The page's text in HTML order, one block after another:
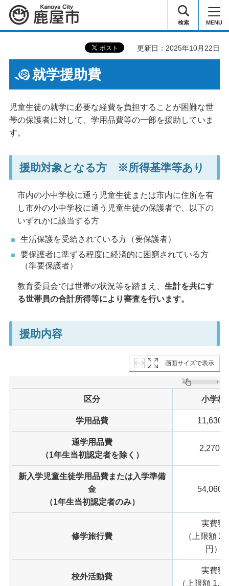
鹿屋市 検索 MENU
更新日：2025年10月22日
就学援助費
児童生徒の就学に必要な経費を負担することが困難な世
帯の保護者に対して、学用品費等の一部を援助していま
す。
援助対象となる方 ※所得基準等あり
市内の小中学校に通う児童生徒または市内に住所を有
し市外の小中学校に通う児童生徒の保護者で、以下の
いずれかに該当する方
生活保護を受給されている方（要保護者）
要保護者に準ずる程度に経済的に困窮されている方
（準要保護者）
教育委員会では世帯の状況等を踏まえ、 生計を共にす
る世帯員の合計所得等により審査を行います。
援助内容
画面サイズで表示
区分 小学校
学用品費 11,630
通学用品費
（1年生当初認定者を除く）
2,270円
新入学児童生徒学用品費または入学準備
金
（1年生当初認定者のみ）
54,060
修学旅行費
実費額
（上限額
円）
校外活動費
実費額
（上限額